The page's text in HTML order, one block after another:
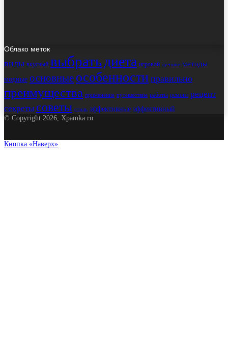
Облако меток
виды вкусный выбратьдиета игровой лучшие методы
модные основные особенности правильно
преимущества применение путешествие работы ремонт рецепт
секреты советы стиль эффективные эффективный
© Copyright 2026, Xpamka.ru
Кнопка «Наверх»